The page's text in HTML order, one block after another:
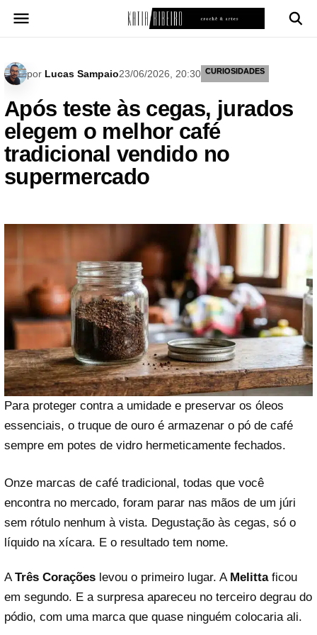
para
por Lucas Sampaio23/06/2026, 20:30 CURIOSIDADES
Após teste às cegas, jurados
elegem o melhor café
tradicional vendido no
supermercado
Para proteger contra a umidade e preservar os óleos
essenciais, o truque de ouro é armazenar o pó de café
sempre em potes de vidro hermeticamente fechados.
Onze marcas de café tradicional, todas que você
encontra no mercado, foram parar nas mãos de um júri
sem rótulo nenhum à vista. Degustação às cegas, só o
líquido na xícara. E o resultado tem nome.
ATrês Corações levou o primeiro lugar. A Melittaficou
em segundo. E a surpresa apareceu no terceiro degrau do
pódio, com uma marca que quase ninguém colocaria ali.